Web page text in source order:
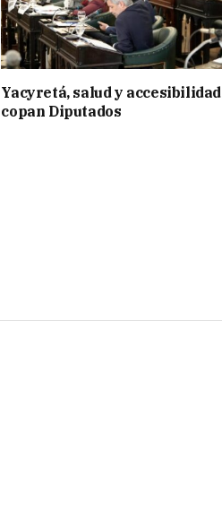
Yacyretá, salud y accesibilidad
copan Diputados